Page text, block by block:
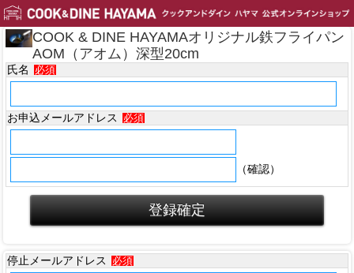
COOK & DINE HAYAMAオリジナル鉄フライパン
AOM（アオム）深型20cm
氏名 必須
お申込メールアドレス 必須
（確認）
停止メールアドレス 必須